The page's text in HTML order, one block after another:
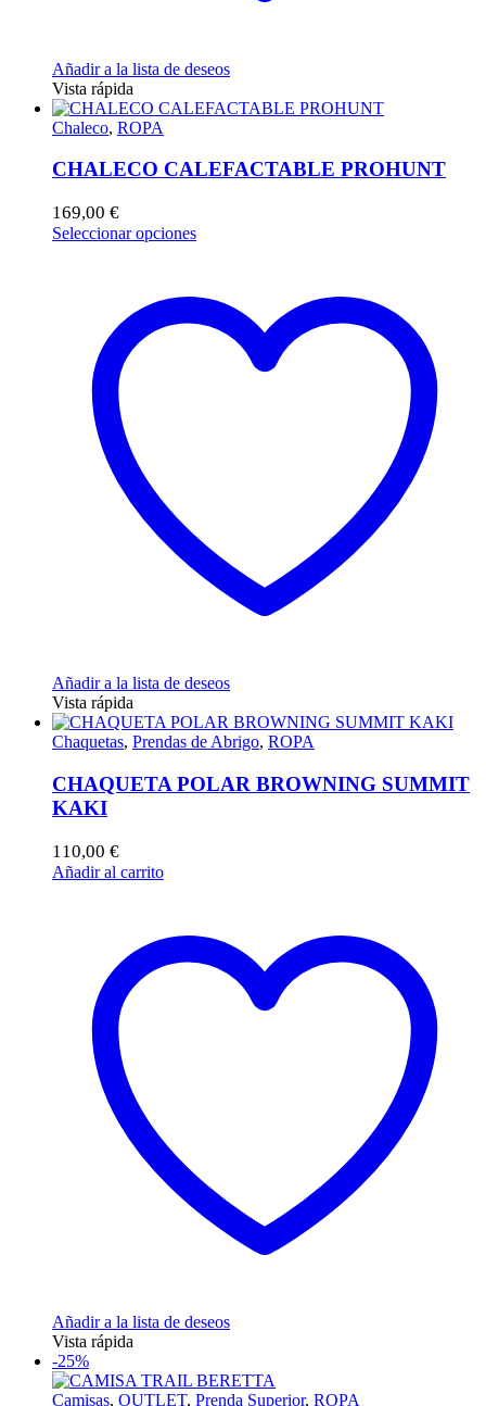
Añadir a la lista de deseos
Vista rápida
Chaleco, ROPA
CHALECO CALEFACTABLE PROHUNT
169,00 €
Seleccionar opcionesEste
variantes.
Las
opciones
Añadir a la lista de deseos
Vista rápida
Chaquetas, Prendas de Abrigo, ROPA
CHAQUETA POLAR BROWNING SUMMIT
KAKI
110,00 €
Añadir al carrito
Añadir a la lista de deseos
Vista rápida
-25%
Camisas, OUTLET, Prenda Superior, ROPA